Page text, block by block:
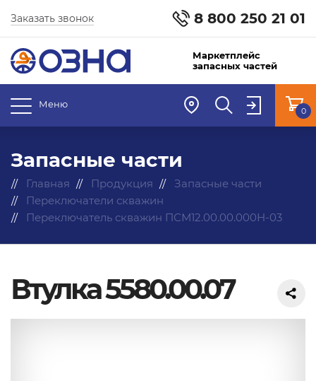
8 800 250 21 01
Заказать звонок
Маркетплейс
запасных частей
Меню
0
Запасные части
Главная Продукция
Запасные части
Переключатели скважин
Переключатель скважин ПСМ12.00.00.000Н-03
Втулка 5580.00.07